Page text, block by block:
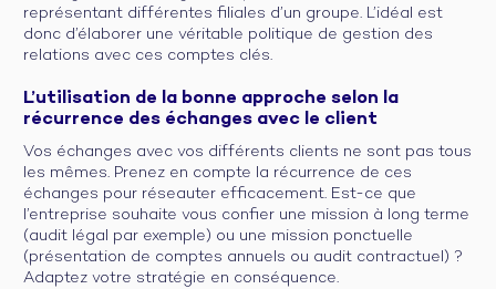
représentant différentes filiales d’un groupe. L’idéal est
donc d’élaborer une véritable politique de gestion des
relations avec ces comptes clés.
L’utilisation de la bonne approche selon la
récurrence des échanges avec le client
Vos échanges avec vos différents clients ne sont pas tous
les mêmes. Prenez en compte la récurrence de ces
échanges pour réseauter efficacement. Est-ce que
l’entreprise souhaite vous confier une mission à long terme
(audit légal par exemple) ou une mission ponctuelle
(présentation de comptes annuels ou audit contractuel) ?
Adaptez votre stratégie en conséquence.